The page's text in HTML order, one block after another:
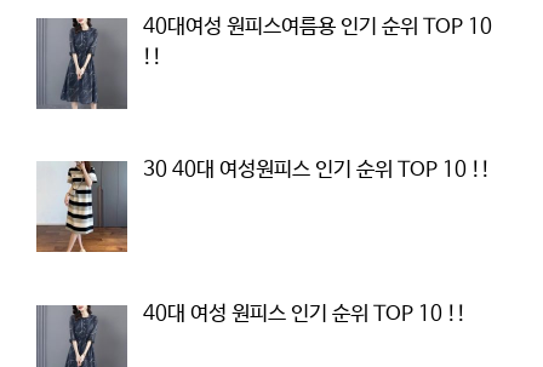
40대여성 원피스여름용 인기 순위 TOP 10
!!
30 40대 여성원피스 인기 순위 TOP 10 !!
40대 여성 원피스 인기 순위 TOP 10 !!